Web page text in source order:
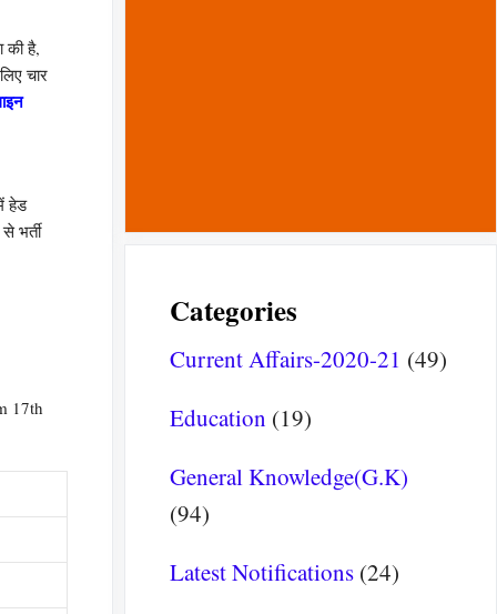
की है,
चार
हेड
भर्ती
17th
Categories
Current Affairs-2020-21 (49)
Education (19)
General Knowledge(G.K)
(94)
Latest Notifications (24)